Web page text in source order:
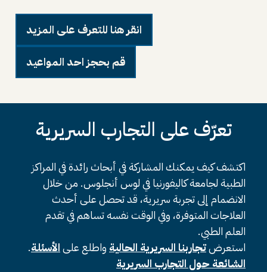
انقر هنا للتعرف على المزيد
قم بحجز احد المواعيد
تعرّف على التجارب السريرية
اكتشف كيف يمكنك المشاركة في أبحاث رائدة في المراكز
الطبية لجامعة كاليفورنيا في لوس أنجلوس. من خلال
الانضمام إلى تجربة سريرية، قد تحصل على أحدث
العلاجات المتوفرة، وفي الوقت نفسه تساهم في تقدم
العلم الطبي.
.
استعرضتجاربنا السريرية الحالية واطلع علىالأسئلة
الشائعة حول التجارب السريرية